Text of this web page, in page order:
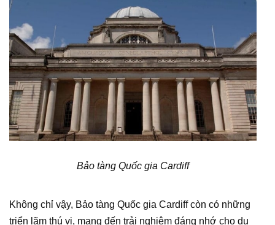
Bảo tàng Quốc gia Cardiff
Không chỉ vậy, Bảo tàng Quốc gia Cardiff còn có những
triển lãm thú vị, mang đến trải nghiệm đáng nhớ cho du